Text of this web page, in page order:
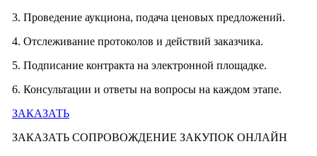
3. Проведение аукциона, подача ценовых предложений.
4. Отслеживание протоколов и действий заказчика.
5. Подписание контракта на электронной площадке.
6. Консультации и ответы на вопросы на каждом этапе.
ЗАКАЗАТЬ
ЗАКАЗАТЬ СОПРОВОЖДЕНИЕ ЗАКУПОК ОНЛАЙН